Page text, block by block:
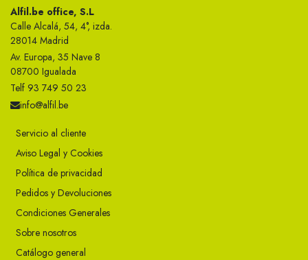
Alfil.be office, S.L
Calle Alcalá, 54, 4°, izda.
28014 Madrid
Av. Europa, 35 Nave 8
08700 Igualada
Telf 93 749 50 23
info@alfil.be
Servicio al cliente
Aviso Legal y Cookies
Política de privacidad
Pedidos y Devoluciones
Condiciones Generales
Sobre nosotros
Catálogo general